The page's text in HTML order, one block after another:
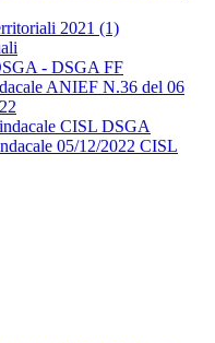
2021 (1)
- DSGA FF
ANIEF N.36 del 06
CISL DSGA
05/12/2022 CISL